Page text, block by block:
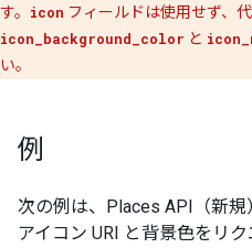
す。 icon フィールドは使用せず、
icon_background_color と
い。
例
次の例は、Places API（新
アイコン URI と背景色をリ